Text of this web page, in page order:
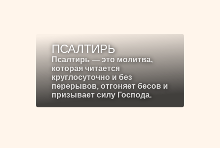
ПСАЛТИРЬ
Псалтирь — это молитва,
которая читается
круглосуточно и без
перерывов, отгоняет бесов и
призывает силу Господа.